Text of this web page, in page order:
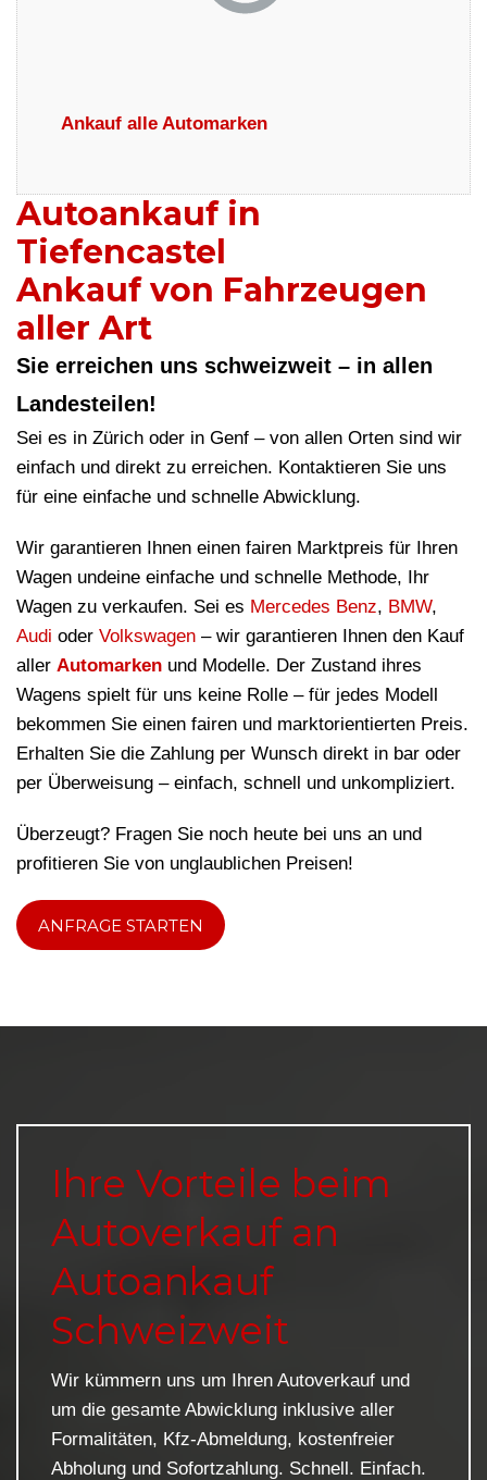
Ankauf alle Automarken
Autoankauf in
Tiefencastel
Ankauf von Fahrzeugen
aller Art
Sie erreichen uns schweizweit – in allen
Landesteilen!
Sei es in Zürich oder in Genf – von allen Orten sind wir
einfach und direkt zu erreichen. Kontaktieren Sie uns
für eine einfache und schnelle Abwicklung.
Wir garantieren Ihnen einen fairen Marktpreis für Ihren
Wagen undeine einfache und schnelle Methode, Ihr
Wagen zu verkaufen. Sei es Mercedes Benz, BMW,
Audi oder Volkswagen – wir garantieren Ihnen den Kauf
aller Automarken und Modelle. Der Zustand ihres
Wagens spielt für uns keine Rolle – für jedes Modell
bekommen Sie einen fairen und marktorientierten Preis.
Erhalten Sie die Zahlung per Wunsch direkt in bar oder
per Überweisung – einfach, schnell und unkompliziert.
Überzeugt? Fragen Sie noch heute bei uns an und
profitieren Sie von unglaublichen Preisen!
ANFRAGE STARTEN
Ihre Vorteile beim
Autoverkauf an
Autoankauf
Schweizweit
Wir kümmern uns um Ihren Autoverkauf und
um die gesamte Abwicklung inklusive aller
Formalitäten, Kfz-Abmeldung, kostenfreier
Abholung und Sofortzahlung. Schnell. Einfach.